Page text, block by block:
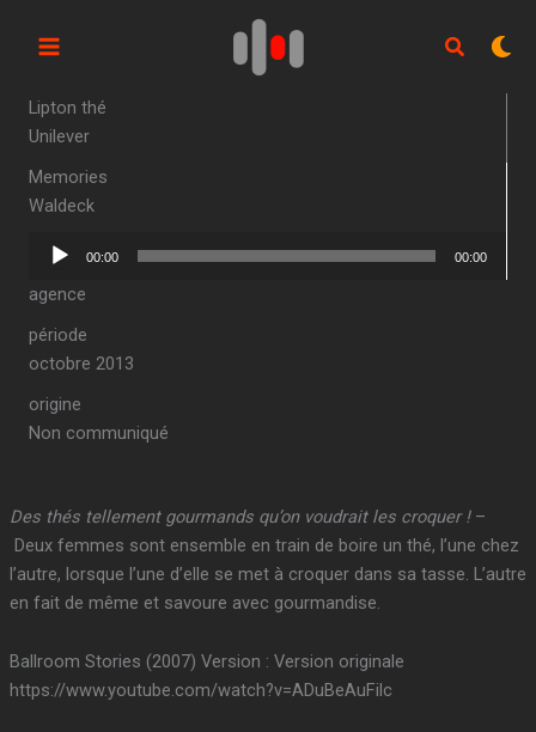
Lipton thé
Unilever
Memories
Waldeck
Lecteur
00:00 00:00
agence
période
octobre 2013
origine
Non communiqué
Des thés tellement gourmands qu’on voudrait les croquer !–
Deux femmes sont ensemble en train de boire un thé, l’une chez
l’autre, lorsque l’une d’elle se met à croquer dans sa tasse. L’autre
en fait de même et savoure avec gourmandise.
Ballroom Stories (2007) Version : Version originale
https://www.youtube.com/watch?v=ADuBeAuFilc